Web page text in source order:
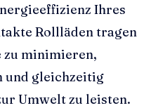
Ihres
Rollläden tragen
zu minimieren,
und gleichzeitig
Umwelt zu leisten.